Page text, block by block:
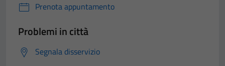
Prenota appuntamento
Problemi in città
Segnala disservizio